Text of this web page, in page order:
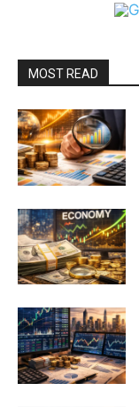
MOST READ